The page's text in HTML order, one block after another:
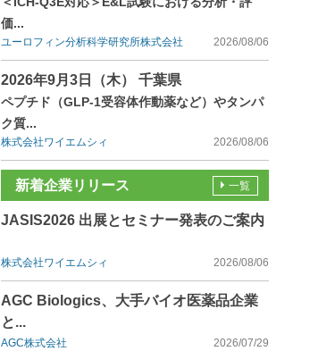
価...
ユーロフィン分析科学研究所株式会社 2026/08/06
2026年9月3日（木） 千葉県
ペプチド（GLP-1受容体作動薬など）やタンパ
ク質...
株式会社ワイエムシィ 2026/08/06
新着企業リリース
JASIS2026 出展とセミナー発表のご案内
株式会社ワイエムシィ 2026/08/06
AGC Biologics、大手バイオ医薬品企業
と...
AGC株式会社 2026/07/29
一覧